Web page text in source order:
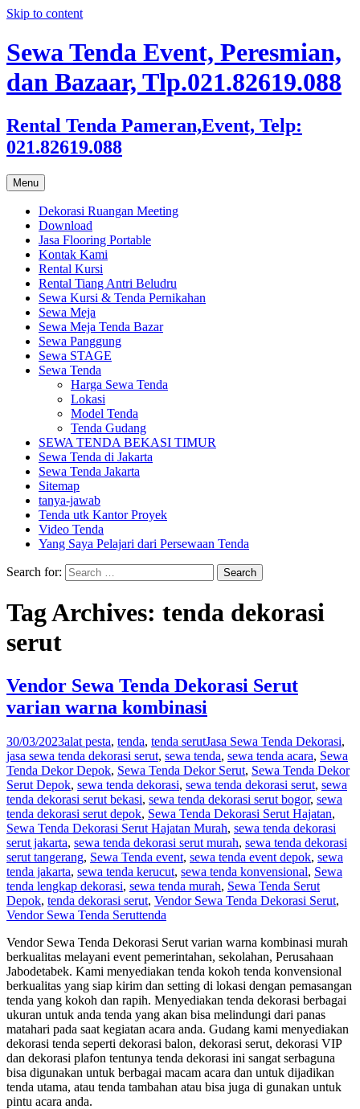
Skip to content
Sewa Tenda Event, Peresmian,
dan Bazaar, Tlp.021.82619.088
Rental Tenda Pameran,Event, Telp:
021.82619.088
Menu
Dekorasi Ruangan Meeting
Download
Jasa Flooring Portable
Kontak Kami
Rental Kursi
Rental Tiang Antri Beludru
Sewa Kursi & Tenda Pernikahan
Sewa Meja
Sewa Meja Tenda Bazar
Sewa Panggung
Sewa STAGE
Sewa Tenda
Harga Sewa Tenda
Lokasi
Model Tenda
Tenda Gudang
SEWA TENDA BEKASI TIMUR
Sewa Tenda di Jakarta
Sewa Tenda Jakarta
Sitemap
tanya-jawab
Tenda utk Kantor Proyek
Video Tenda
Yang Saya Pelajari dari Persewaan Tenda
Search for:
Tag Archives: tenda dekorasi
serut
Vendor Sewa Tenda Dekorasi Serut
varian warna kombinasi
30/03/2023alat pesta, tenda, tenda serutJasa Sewa Tenda Dekorasi,
jasa sewa tenda dekorasi serut, sewa tenda, sewa tenda acara, Sewa
Tenda Dekor Depok, Sewa Tenda Dekor Serut, Sewa Tenda Dekor
Serut Depok, sewa tenda dekorasi, sewa tenda dekorasi serut, sewa
tenda dekorasi serut bekasi, sewa tenda dekorasi serut bogor, sewa
tenda dekorasi serut depok, Sewa Tenda Dekorasi Serut Hajatan,
Sewa Tenda Dekorasi Serut Hajatan Murah, sewa tenda dekorasi
serut jakarta, sewa tenda dekorasi serut murah, sewa tenda dekorasi
serut tangerang, Sewa Tenda event, sewa tenda event depok, sewa
tenda jakarta, sewa tenda kerucut, sewa tenda konvensional, Sewa
tenda lengkap dekorasi, sewa tenda murah, Sewa Tenda Serut
Depok, tenda dekorasi serut, Vendor Sewa Tenda Dekorasi Serut,
Vendor Sewa Tenda Seruttenda
Vendor Sewa Tenda Dekorasi Serut varian warna kombinasi murah
berkualitas melayani event pemerintahan, sekolahan, Perusahaan
Jabodetabek. Kami menyediakan tenda kokoh tenda konvensional
berkualitas yang siap kirim dan setting di lokasi dengan pemasangan
tenda yang kokoh dan rapih. Menyediakan tenda dekorasi berbagai
ukuran untuk anda tenda yang akan bisa melindungi dari panas
matahari pada saat kegiatan acara anda. Gudang kami menyediakan
dekorasi tenda seperti dekorasi balon, dekorasi serut, dekorasi VIP
dan dekorasi plafon tentunya tenda dekorasi ini sangat serbaguna
bisa digunakan untuk berbagai macam acara dan untuk dijadikan
tenda utama, atau tenda tambahan atau bisa juga di gunakan untuk
pintu acara anda.